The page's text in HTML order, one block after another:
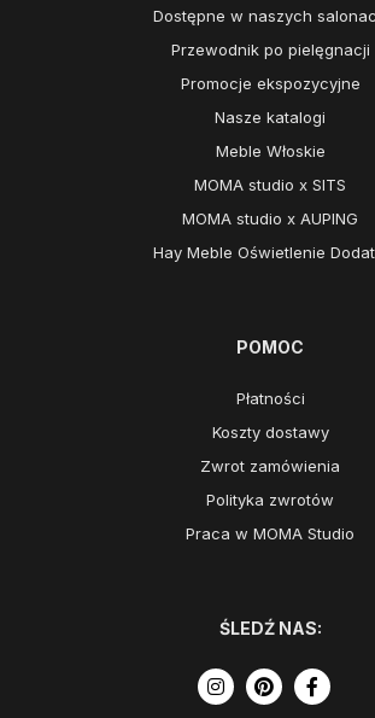
Dostępne w naszych
Przewodnik po pielęgnacji
Promocje ekspozycyjne
Nasze katalogi
Meble Włoskie
MOMA studio x SITS
MOMA studio x AUPING
Hay Meble Oświetlenie
POMOC
Płatności
Koszty dostawy
Zwrot zamówienia
Polityka zwrotów
Praca w MOMA Studio
ŚLEDŹ NAS: